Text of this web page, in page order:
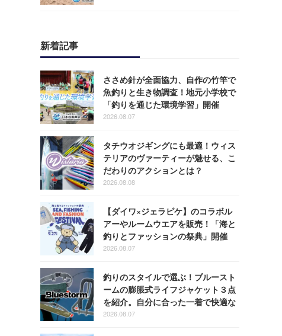
新着記事
ささめ針が全面協力、自作の竹竿で
魚釣りと生き物調査！地元小学校で
「釣りを通じた環境学習」開催
2026.08.07
タチウオジギングにも最適！ウィス
テリアのヴァーティーが魅せる、こ
だわりのアクションとは？
2026.08.08
【ダイワ×ジェラピケ】のコラボル
アーやルームウエアを販売！「海と
釣りとファッションの祭典」開催
2026.08.07
釣りのスタイルで選ぶ！ブルースト
ームの膨脹式ライフジャケット３点
を紹介。自分に合った一着で快適な
釣りを
2026.08.07